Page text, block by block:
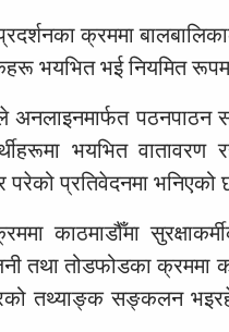
क्रममा
भयभित भई नियमित
पठनपाठन
भयभित
परेको प्रतिवेदनमा भनिएको
काठमाडौँमा
तोडफोडका क्रममा
तथ्याङ्क सङ्कलन